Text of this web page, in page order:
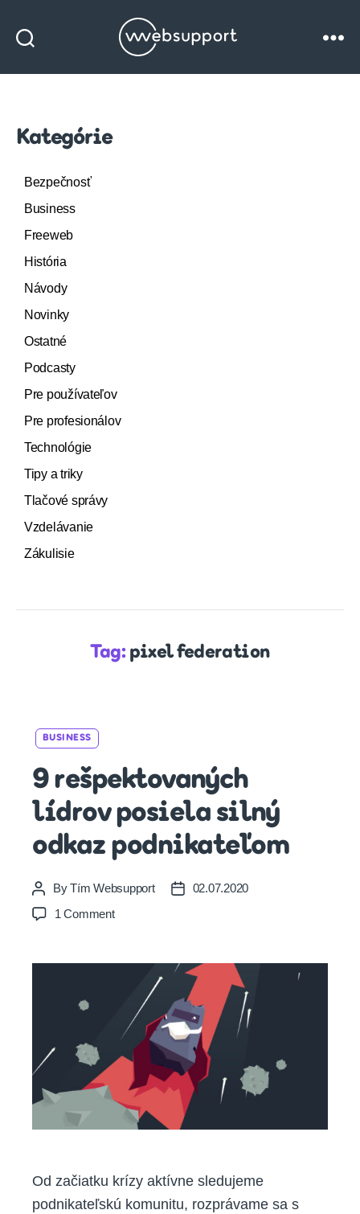
Websupport
Kategórie
Bezpečnosť
Business
Freeweb
História
Návody
Novinky
Ostatné
Podcasty
Pre používateľov
Pre profesionálov
Technológie
Tipy a triky
Tlačové správy
Vzdelávanie
Zákulisie
Tag: pixel federation
BUSINESS
9 rešpektovaných
lídrov posiela silný
odkaz podnikateľom
Post
author
ByTím Websupport
Post02.07.2020
1 Commenton
lídrov
odkaz
podnikateľom
Od začiatku krízy aktívne sledujeme
podnikateľskú komunitu, rozprávame sa s